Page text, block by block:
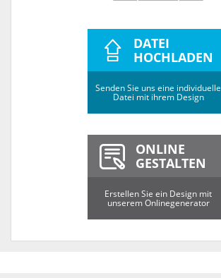
DATEI
HOCHLADEN
Senden Sie uns eine individuelle
Datei mit ihrem Design
ONLINE
GESTALTEN
Erstellen Sie ein Design mit
unserem Onlinegenerator